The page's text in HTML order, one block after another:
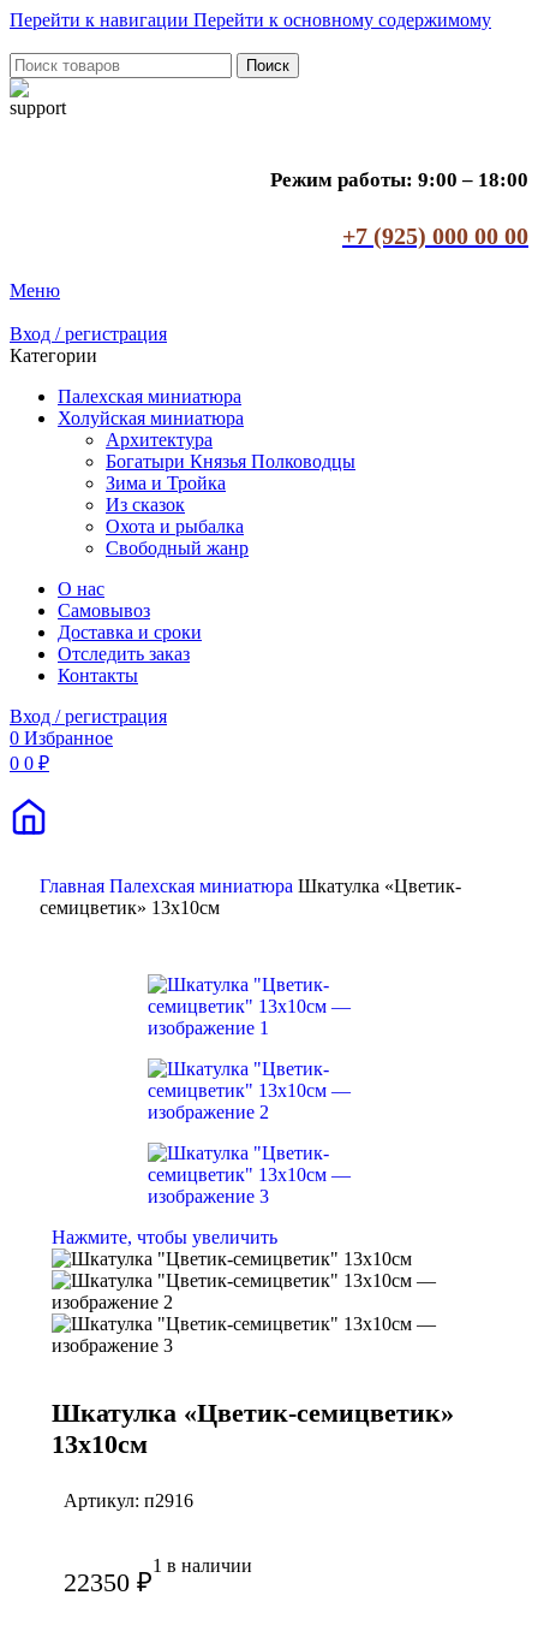
Перейти к навигации Перейти к основному содержимому
Поиск
Режим работы: 9:00 – 18:00
+7 (925) 000 00 00
Меню
Вход / регистрация
Категории
Палехская миниатюра
Холуйская миниатюра
Архитектура
Богатыри Князья Полководцы
Зима и Тройка
Из сказок
Охота и рыбалка
Свободный жанр
О нас
Самовывоз
Доставка и сроки
Отследить заказ
Контакты
Вход / регистрация
0 Избранное
0 0 ₽
Главная Палехская миниатюра Шкатулка «Цветик-
семицветик» 13х10см
Нажмите, чтобы увеличить
Шкатулка «Цветик-семицветик»
13х10см
Артикул: п2916
22350 ₽
1 в наличии